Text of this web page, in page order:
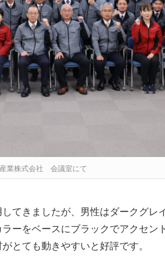
業株式会社 会議室にて
てきましたが、男性はダークグレ
ーをベースにブラックでアクセン
とても動きやすいと好評です。